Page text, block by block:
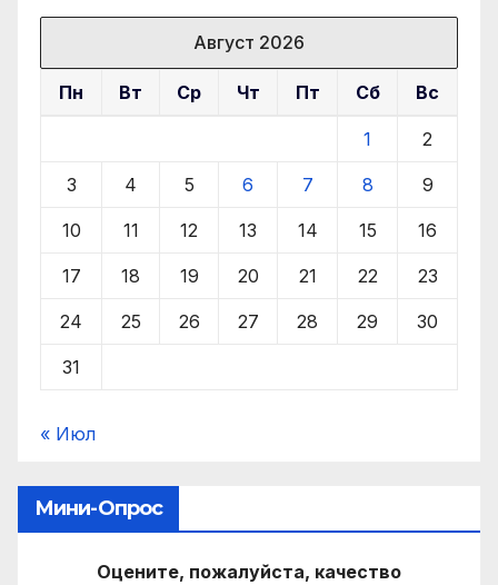
Август 2026
Пн Вт Ср Чт Пт Сб Вс
1 2
3 4 5 6 7 8 9
10 11 12 13 14 15 16
17 18 19 20 21 22 23
24 25 26 27 28 29 30
31
« Июл
Мини-Опрос
Оцените, пожалуйста, качество